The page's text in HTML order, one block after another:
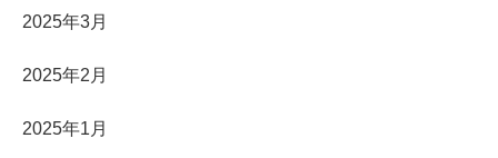
2025年3月
2025年2月
2025年1月